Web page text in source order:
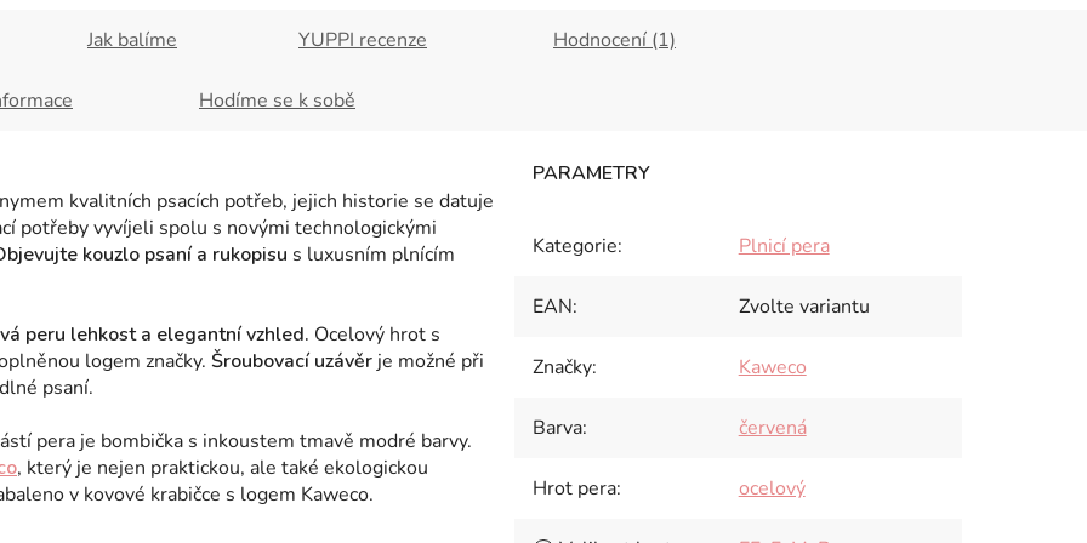
Jak balíme YUPPI recenze Hodnocení (1)
Hodíme se k sobě
kvalitních psacích potřeb, jejich historie se datuje
potřeby vyvíjeli spolu s novými technologickými
kouzlo psaní a rukopisu s luxusním plnícím
peru lehkost a elegantní vzhled. Ocelový hrot s
logem značky. Šroubovací uzávěr je možné při
psaní.
pera je bombička s inkoustem tmavě modré barvy.
, který je nejen praktickou, ale také ekologickou
v kovové krabičce s logem Kaweco.
Kategorie: Plnicí pera
EAN: Zvolte variantu
Značky: Kaweco
Barva: červená
Hrot pera: ocelový